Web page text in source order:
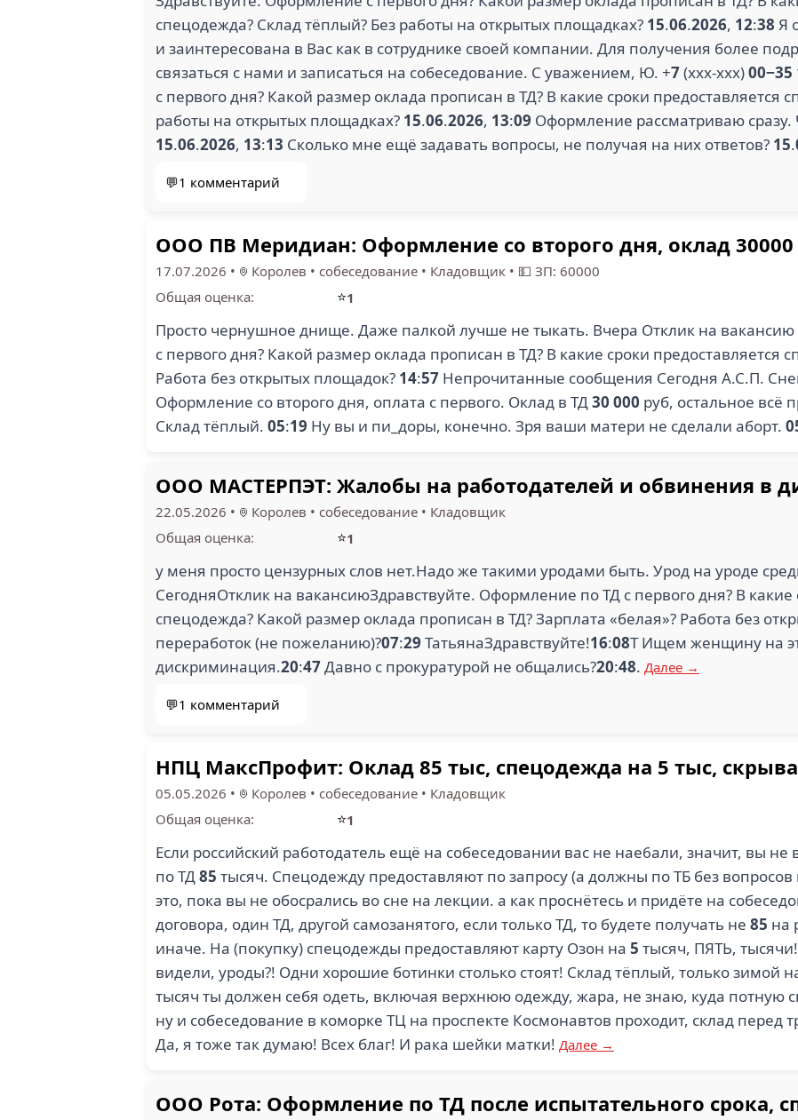
спецодежда? Склад тёплый? Без работы на открытых площадках? 15.06.2026, 12:38 Я
и заинтересована в Вас как в сотруднике своей компании. Для получения более
связаться с нами и записаться на собеседование. С уважением, Ю. +7(xxx-xxx)00−35
с первого дня? Какой размер оклада прописан в ТД? В какие сроки предоставляется
работы на открытых площадках? 15.06.2026, 13:09 Оформление рассматриваю
15.06.2026, 13:13 Сколько мне ещё задавать вопросы, не получая на них ответов? 15.
💬1 комментарий
ООО ПВ Меридиан: Оформление со второго дня, оклад 30000
17.07.2026 • Королев • собеседование • Кладовщик • 💵 ЗП: 60000
Общая оценка:
⭐1
Просто чернушное днище. Даже палкой лучше не тыкать. Вчера Отклик на
с первого дня? Какой размер оклада прописан в ТД? В какие сроки предоставляется
Работа без открытых площадок? 14:57 Непрочитанные сообщения Сегодня А.С.П.
Оформление со второго дня, оплата с первого. Оклад в ТД30 000 руб, остальное всё
Склад тёплый. 05:19 Ну вы и пи_дopы, конечно. Зря ваши матери не сделали аборт.
ООО МАСТЕРПЭТ: Жалобы на работодателей и обвинения в
22.05.2026 • Королев • собеседование • Кладовщик
Общая оценка:
⭐1
у меня просто цензурных слов нет.Надо же такими уродами быть. Урод на уроде
СегодняОтклик на вакансиюЗдравствуйте. Оформление по ТД с первого дня? В какие
спецодежда? Какой размер оклада прописан в ТД? Зарплата «белая»? Работа без
переработок (не пожеланию)?07:29 ТатьянаЗдравствуйте!16:08Т Ищем женщину на
дискриминация.20:47Давно с прокуратурой не общались?20:48. Далее →
💬1 комментарий
НПЦ МаксПрофит: Оклад 85 тыс, спецодежда на 5 тыс,
05.05.2026 • Королев • собеседование • Кладовщик
Общая оценка:
⭐1
Если российский работодатель ещё на собеседовании вас не нае6али, значит, вы не
по ТД85 тысяч. Спецодежду предоставляют по запросу (а должны по ТБ без
это, пока вы не обосрались во сне на лекции. а как проснётесь и придёте на
договора, один ТД, другой самозанятого, если только ТД, то будете получать не 85 на
иначе. На (покупку) спецодежды предоставляют карту Озон на 5 тысяч, ПЯТЬ,
видели, уроды?! Одни хорошие ботинки столько стоят! Склад тёплый, только зимой
тысяч ты должен себя одеть, включая верхнюю одежду, жара, не знаю, куда потную
ну и собеседование в коморке ТЦ на проспекте Космонавтов проходит, склад перед
Да, я тоже так думаю! Всех благ! И рака шейки матки! Далее →
ООО Рота: Оформление по ТД после испытательного срока,